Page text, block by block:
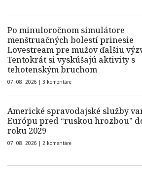
Po minuloročnom simulátore
menštruačných bolestí prinesie
Lovestream pre mužov ďalšiu
Tentokrát si vyskúšajú aktivity s
tehotenským bruchom
07. 08. 2026 | 3 komentáre
Americké spravodajské služby
Európu pred “ruskou hrozbou”
roku 2029
07. 08. 2026 | 2 komentáre